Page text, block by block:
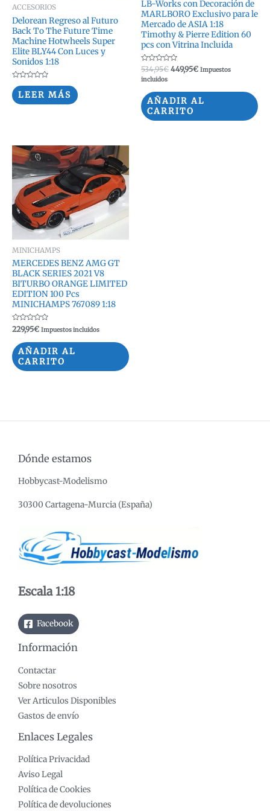
ACCESORIOS
Delorean Regreso al Futuro
Back To The Future Time
Machine Hotwheels Super
Elite BLY44 Con Luces y
Sonidos 1:18
Valorado
con
0
de
LEER MÁS
LB-Works con Decoración de
MARLBORO Exclusivo para le
Mercado de ASIA 1:18
Timothy & Pierre Edition 60
pcs con Vitrina Incluida
Valorado
0
534,95€ El
era:
534,95€.
449,95€El
es:
Impuestos
incluidos
AÑADIR AL
CARRITO
MINICHAMPS
MERCEDES BENZ AMG GT
BLACK SERIES 2021 V8
BITURBO ORANGE LIMITED
EDITION 100 Pcs
MINICHAMPS 767089 1:18
Valorado
con
de
5
229,95€ Impuestos incluidos
AÑADIR AL
CARRITO
Dónde estamos
Hobbycast-Modelismo
30300 Cartagena-Murcia (España)
Escala 1:18
Facebook
Información
Contactar
Sobre nosotros
Ver Articulos Disponibles
Gastos de envío
Enlaces Legales
Política Privacidad
Aviso Legal
Política de Cookies
Política de devoluciones